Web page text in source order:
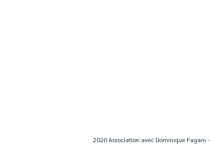
2020 Association avec Dominique Pagani -